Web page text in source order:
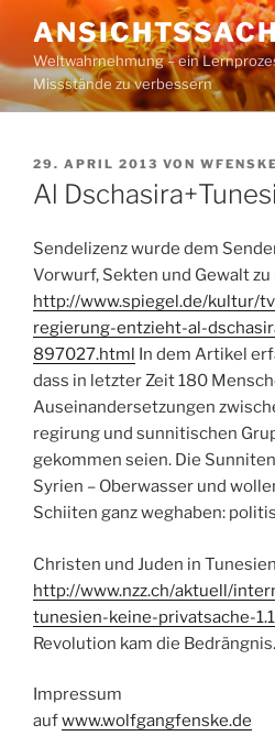
Inhalt
springenWeltwahrnehmung – ein
Missstände zu verbessern
VERÖFFENTLICHT
AM
29. APRIL 2013 VON
Al
Sendelizenz wurde dem
Vorwurf, Sekten und Gewalt
http://www.spiegel.de/kultur/
regierung-entzieht-al-
897027.html In dem Artikel
dass in letzter Zeit 180
Auseinandersetzungen
regirung und sunnitischen
gekommen seien. Die
Syrien – Oberwasser und
Schiiten ganz weghaben:
Christen und Juden in
http://www.nzz.ch/aktuell/
tunesien-keine-privatsache-
Revolution kam die Bedrängnis.
Impressum
aufwww.wolfgangfenske.de